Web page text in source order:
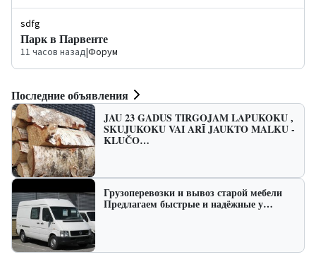
sdfg
Парк в Парвенте
11 часов назад|Форум
Последние объявления
JAU 23 GADUS TIRGOJAM LAPUKOKU ,
SKUJUKOKU VAI ARĪ JAUKTO MALKU -
KLUČO…
Грузоперевозки и вывоз старой мебели
Предлагаем быстрые и надёжные у…